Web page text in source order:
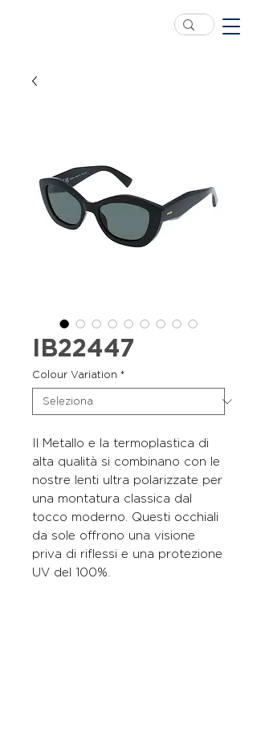
IB22447
Colour Variation *
Il Metallo e la termoplastica di
alta qualità si combinano con le
nostre lenti ultra polarizzate per
una montatura classica dal
tocco moderno. Questi occhiali
da sole offrono una visione
priva di riflessi e una protezione
UV del 100%.